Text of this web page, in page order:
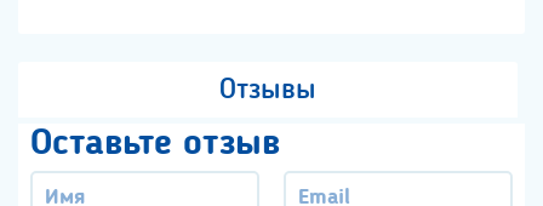
Отзывы
Оставьте отзыв